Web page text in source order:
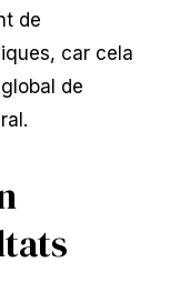
de
car cela
de